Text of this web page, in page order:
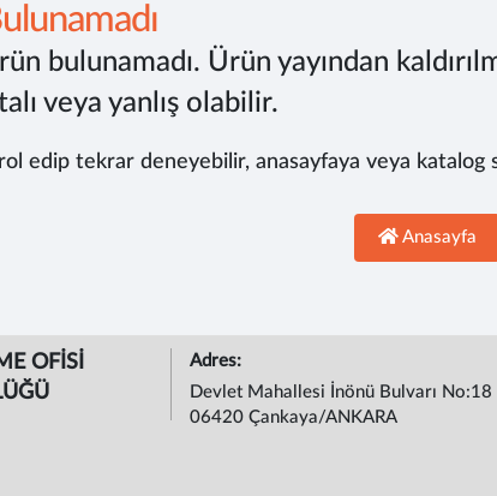
bulunamadı. Ürün yayından
veya yanlış olabilir.
edip tekrar deneyebilir, anasayfaya veya katalog
Anasayfa
OFİSİ
Adres:
Devlet Mahallesi İnönü Bulvarı No:18
06420 Çankaya/ANKARA